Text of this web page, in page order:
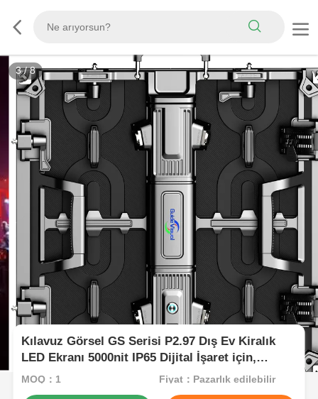
3/8
Kılavuz Görsel GS Serisi P2.97 Dış Ev Kiralık
LED Ekranı 5000nit IP65 Dijital İşaret için,
7680Hz Çift Yedekleme
MOQ：1 Fiyat：Pazarlık edilebilir